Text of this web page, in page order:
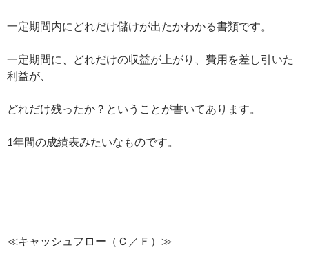
一定期間内にどれだけ儲けが出たかわかる書類です。
一定期間に、どれだけの収益が上がり、費用を差し引いた
利益が、
どれだけ残ったか？ということが書いてあります。
1年間の成績表みたいなものです。
≪キャッシュフロー（Ｃ／Ｆ）≫